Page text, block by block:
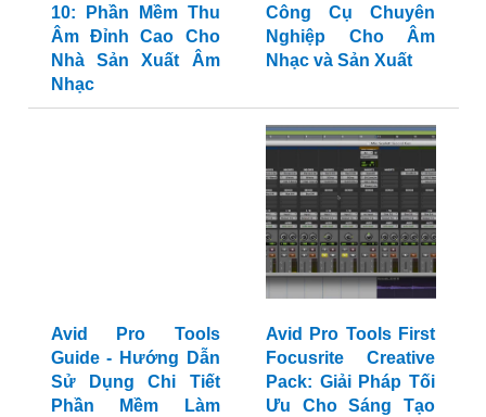
10: Phần Mềm Thu
Âm Đỉnh Cao Cho
Nhà Sản Xuất Âm
Nhạc
Công Cụ Chuyên
Nghiệp Cho Âm
Nhạc và Sản Xuất
Avid Pro Tools
Guide - Hướng Dẫn
Sử Dụng Chi Tiết
Phần Mềm Làm
Avid Pro Tools First
Focusrite Creative
Pack: Giải Pháp Tối
Ưu Cho Sáng Tạo